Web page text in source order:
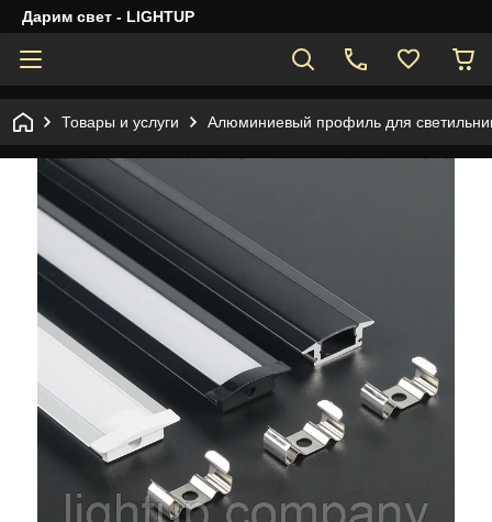
Дарим свет - LIGHTUP
Товары и услуги Алюминиевый профиль для